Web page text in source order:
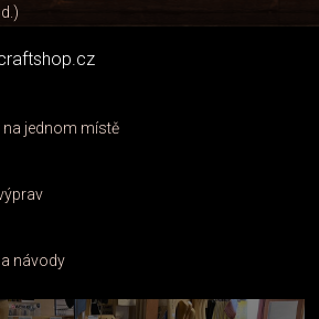
jednom místě
a návody